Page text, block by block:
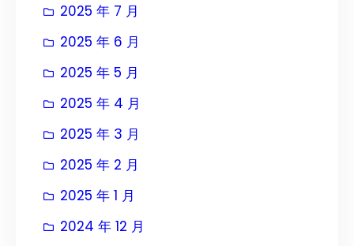
2025 年 7 月
2025 年 6 月
2025 年 5 月
2025 年 4 月
2025 年 3 月
2025 年 2 月
2025 年 1 月
2024 年 12 月